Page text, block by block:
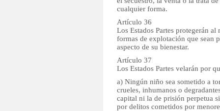
cualquier forma.
Artículo 36
Los Estados Partes protegerán
formas de explotación que sean
aspecto de su bienestar.
Artículo 37
Los Estados Partes velarán por
a) Ningún niño sea sometido a
crueles, inhumanos o
capital ni la de prisión perpetua
por delitos cometidos por